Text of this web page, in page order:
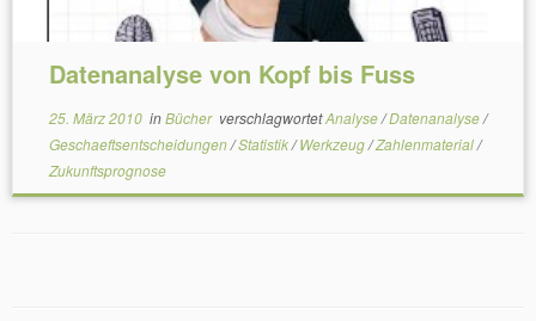
Datenanalyse von Kopf bis Fuss
25. März 2010inBücher verschlagwortetAnalyse/Datenanalyse/
Geschaeftsentscheidungen/Statistik/Werkzeug/Zahlenmaterial/
Zukunftsprognose